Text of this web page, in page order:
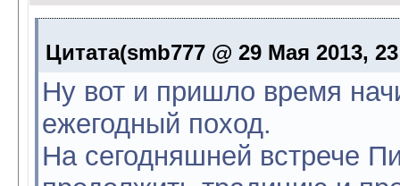
Цитата(smb777 @ 29 Мая 2013,
Ну вот и пришло время
ежегодный поход.
На сегодняшней встрече